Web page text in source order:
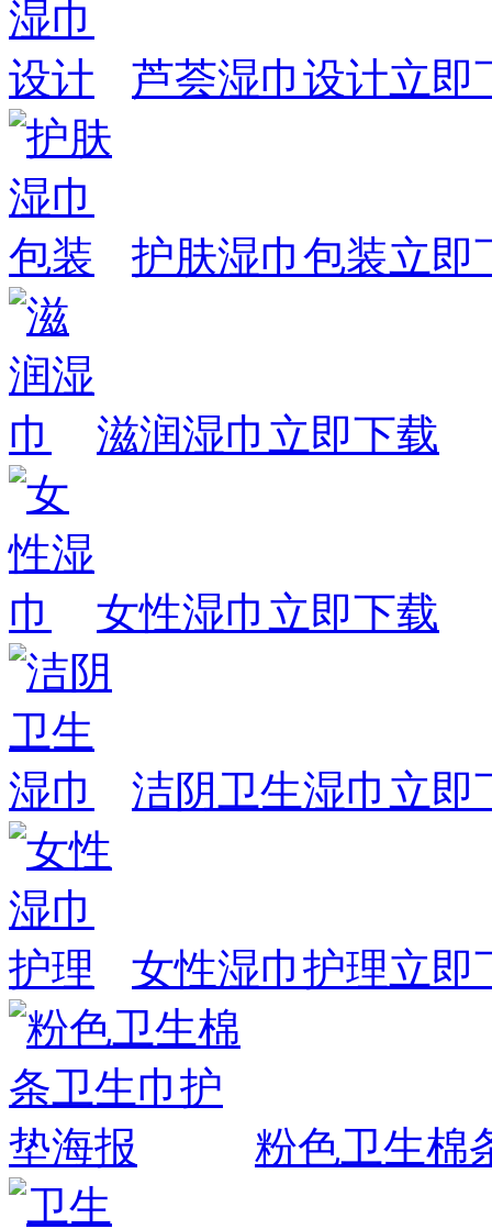
芦荟湿巾设计立即
护肤湿巾包装立即
滋润湿巾 立即下载
女性湿巾 立即下载
洁阴卫生湿巾 立即
女性湿巾护理立即
粉色卫生棉